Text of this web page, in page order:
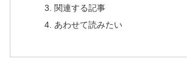
関連する記事
あわせて読みたい